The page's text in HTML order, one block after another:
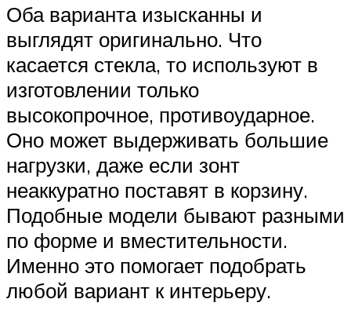
Меню
Оба варианта изысканны и
выглядят оригинально. Что
касается стекла, то используют в
изготовлении только
высокопрочное, противоударное.
Оно может выдерживать большие
нагрузки, даже если зонт
неаккуратно поставят в корзину.
Подобные модели бывают разными
по форме и вместительности.
Именно это помогает подобрать
любой вариант к интерьеру.